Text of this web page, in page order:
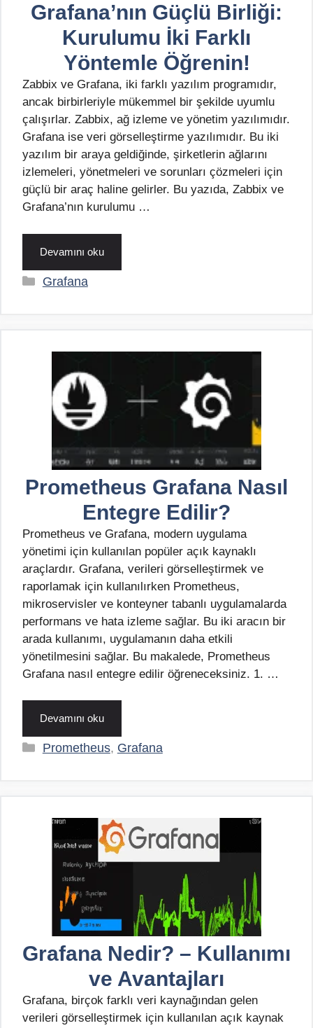
Grafana’nın Güçlü Birliği:
Kurulumu İki Farklı
Yöntemle Öğrenin!
Zabbix ve Grafana, iki farklı yazılım programıdır,
ancak birbirleriyle mükemmel bir şekilde uyumlu
çalışırlar. Zabbix, ağ izleme ve yönetim yazılımıdır.
Grafana ise veri görselleştirme yazılımıdır. Bu iki
yazılım bir araya geldiğinde, şirketlerin ağlarını
izlemeleri, yönetmeleri ve sorunları çözmeleri için
güçlü bir araç haline gelirler. Bu yazıda, Zabbix ve
Grafana’nın kurulumu …
Devamını oku
Kategoriler
Grafana
Prometheus Grafana Nasıl
Entegre Edilir?
Prometheus ve Grafana, modern uygulama
yönetimi için kullanılan popüler açık kaynaklı
araçlardır. Grafana, verileri görselleştirmek ve
raporlamak için kullanılırken Prometheus,
mikroservisler ve konteyner tabanlı uygulamalarda
performans ve hata izleme sağlar. Bu iki aracın bir
arada kullanımı, uygulamanın daha etkili
yönetilmesini sağlar. Bu makalede, Prometheus
Grafana nasıl entegre edilir öğreneceksiniz. 1. …
Devamını oku
Kategoriler
Prometheus, Grafana
Grafana Nedir? – Kullanımı
ve Avantajları
Grafana, birçok farklı veri kaynağından gelen
verileri görselleştirmek için kullanılan açık kaynak